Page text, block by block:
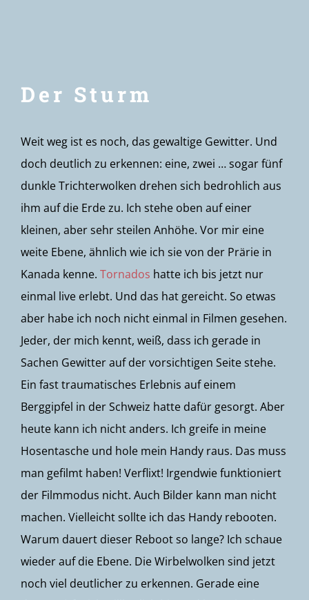
Der Sturm
Weit weg ist es noch, das gewaltige Gewitter. Und
doch deutlich zu erkennen: eine, zwei … sogar fünf
dunkle Trichterwolken drehen sich bedrohlich aus
ihm auf die Erde zu. Ich stehe oben auf einer
kleinen, aber sehr steilen Anhöhe. Vor mir eine
weite Ebene, ähnlich wie ich sie von der Prärie in
Kanada kenne. Tornados hatte ich bis jetzt nur
einmal live erlebt. Und das hat gereicht. So etwas
aber habe ich noch nicht einmal in Filmen gesehen.
Jeder, der mich kennt, weiß, dass ich gerade in
Sachen Gewitter auf der vorsichtigen Seite stehe.
Ein fast traumatisches Erlebnis auf einem
Berggipfel in der Schweiz hatte dafür gesorgt. Aber
heute kann ich nicht anders. Ich greife in meine
Hosentasche und hole mein Handy raus. Das muss
man gefilmt haben! Verflixt! Irgendwie funktioniert
der Filmmodus nicht. Auch Bilder kann man nicht
machen. Vielleicht sollte ich das Handy rebooten.
Warum dauert dieser Reboot so lange? Ich schaue
wieder auf die Ebene. Die Wirbelwolken sind jetzt
noch viel deutlicher zu erkennen. Gerade eine